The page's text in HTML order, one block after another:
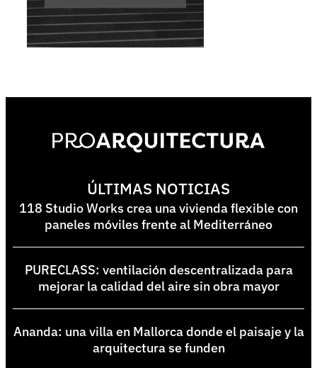
ÚLTIMAS NOTICIAS
118 Studio Works crea una vivienda flexible con
paneles móviles frente al Mediterráneo
PURECLASS: ventilación descentralizada para
mejorar la calidad del aire sin obra mayor
Ananda: una villa en Mallorca donde el paisaje y la
arquitectura se funden